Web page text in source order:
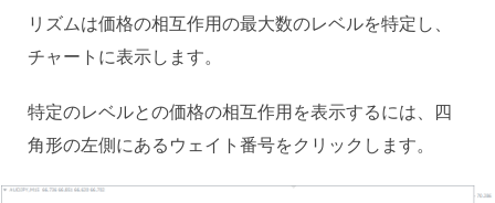
リズムは価格の相互作用の最大数のレベルを特定し、
チャートに表示します。
特定のレベルとの価格の相互作用を表示するには、四
角形の左側にあるウェイト番号をクリックします。